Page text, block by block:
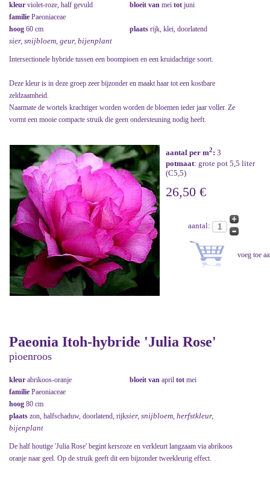
kleur violet-roze, half gevuld bloeit van mei tot juni
familie Paeoniaceae
hoog 60 cm plaats rijk, klei, doorlatend
sier, snijbloem, geur, bijenplant
Intersectionele hybride tussen een boompioen en een kruidachtige soort.
Deze kleur is in deze groep zeer bijzonder en maakt haar tot een kostbare
zeldzaamheid.
Naarmate de wortels krachtiger worden worden de bloemen ieder jaar voller. Ze
vormt een mooie compacte struik die geen ondersteuning nodig heeft.
aantal per m2: 3
potmaat: grote pot 5,5 liter
(C5,5)
26,50 €
aantal:
Paeonia Itoh-hybride 'Julia Rose'
pioenroos
kleur abrikoos-oranje bloeit van april tot mei
familie Paeoniaceae
hoog 80 cm
plaats zon, halfschaduw, doorlatend, rijksier, snijbloem, herfstkleur,
bijenplant
De half houtige 'Julia Rose' begint kersroze en verkleurt langzaam via abrikoos
oranje naar geel. Op de struik geeft dit een bijzonder tweekleurig effect.